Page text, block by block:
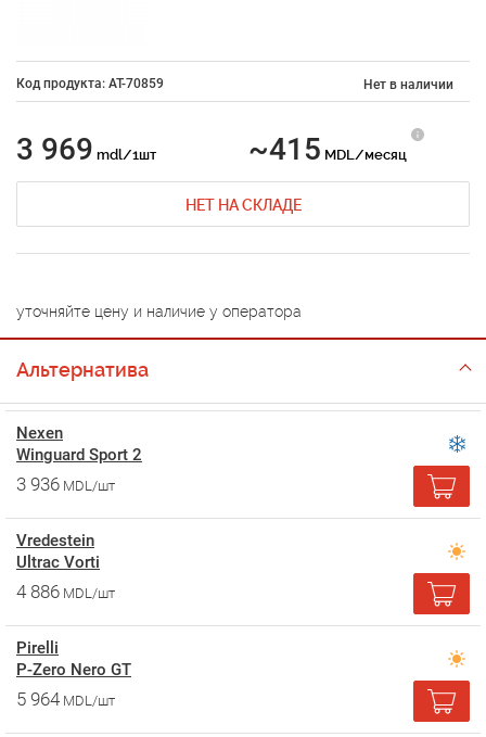
Код продукта: AT-70859 Нет в наличии
3 969 mdl/1шт ~415 MDL/месяц
НЕТ НА СКЛАДЕ
уточняйте цену и наличие у оператора
Альтернатива
Nexen
Winguard Sport 2
3 936 MDL/шт
Vredestein
Ultrac Vorti
4 886 MDL/шт
Pirelli
P-Zero Nero GT
5 964 MDL/шт